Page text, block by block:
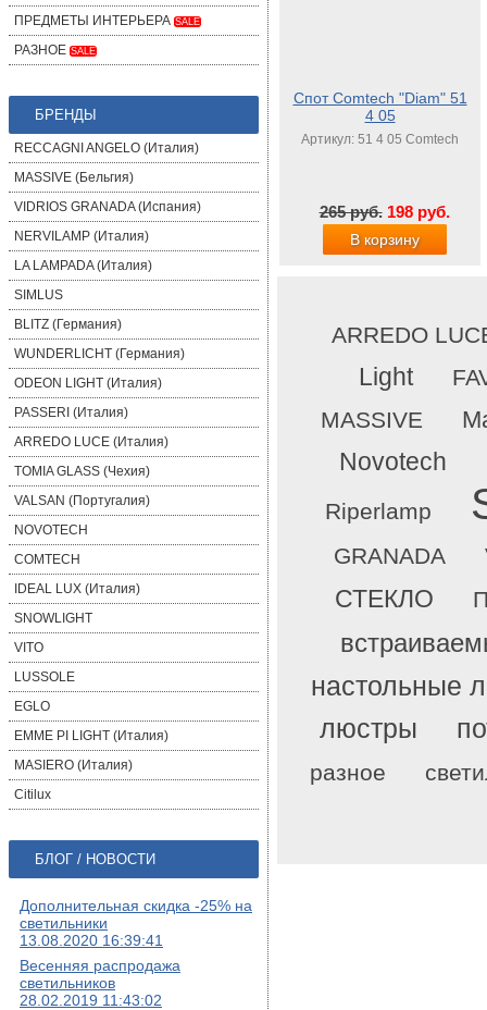
ПРЕДМЕТЫ ИНТЕРЬЕРА SALE
РАЗНОЕ SALE
БРЕНДЫ
RECCAGNI ANGELO (Италия)
MASSIVE (Бельгия)
VIDRIOS GRANADA (Испания)
NERVILAMP (Италия)
LA LAMPADA (Италия)
SIMLUS
BLITZ (Германия)
WUNDERLICHT (Германия)
ODEON LIGHT (Италия)
PASSERI (Италия)
ARREDO LUCE (Италия)
TOMIA GLASS (Чехия)
VALSAN (Португалия)
NOVOTECH
COMTECH
IDEAL LUX (Италия)
SNOWLIGHT
VITO
LUSSOLE
EGLO
EMME PI LIGHT (Италия)
MASIERO (Италия)
Citilux
БЛОГ / НОВОСТИ
Дополнительная скидка -25% на
светильники
13.08.2020 16:39:41
Весенняя распродажа
светильников
28.02.2019 11:43:02
Спот Comtech "Diam" 51
4 05
Артикул: 51 4 05 Comtech
265 руб. 198 руб.
В корзину
ARREDO
Light
MASSIVE
Novotech
Riperlamp
GRANADA
СТЕКЛО
настольные
люстры
разное